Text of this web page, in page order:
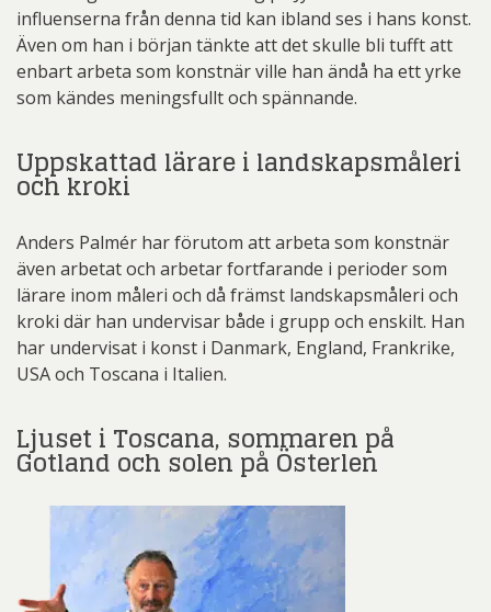
influenserna från denna tid kan ibland ses i hans konst.
Även om han i början tänkte att det skulle bli tufft att
enbart arbeta som konstnär ville han ändå ha ett yrke
som kändes meningsfullt och spännande.
Uppskattad lärare i landskapsmåleri
och kroki
Anders Palmér har förutom att arbeta som konstnär
även arbetat och arbetar fortfarande i perioder som
lärare inom måleri och då främst landskapsmåleri och
kroki där han undervisar både i grupp och enskilt. Han
har undervisat i konst i Danmark, England, Frankrike,
USA och Toscana i Italien.
Ljuset i Toscana, sommaren på
Gotland och solen på Österlen